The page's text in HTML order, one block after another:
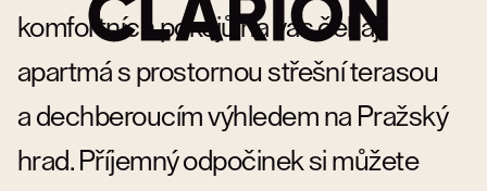
komfortních pokojů na vás čekají
apartmá s prostornou střešní terasou
a dechberoucím výhledem na Pražský
hrad. Příjemný odpočinek si můžete